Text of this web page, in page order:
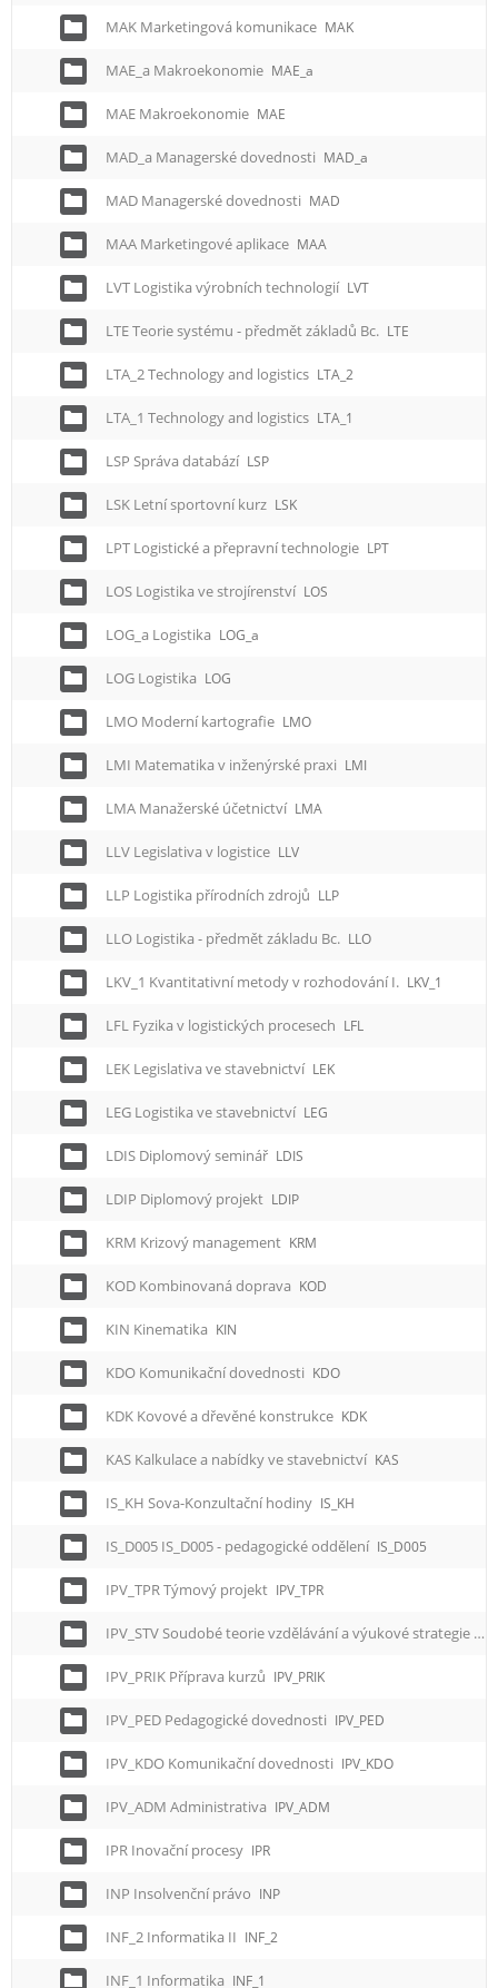
MAK Marketingová komunikace MAK
MAE_a Makroekonomie MAE_a
MAE Makroekonomie MAE
MAD_a Managerské dovednosti MAD_a
MAD Managerské dovednosti MAD
MAA Marketingové aplikace MAA
LVT Logistika výrobních technologií LVT
LTE Teorie systému - předmět základů Bc. LTE
LTA_2 Technology and logistics LTA_2
LTA_1 Technology and logistics LTA_1
LSP Správa databází LSP
LSK Letní sportovní kurz LSK
LPT Logistické a přepravní technologie LPT
LOS Logistika ve strojírenství LOS
LOG_a Logistika LOG_a
LOG Logistika LOG
LMO Moderní kartografie LMO
LMI Matematika v inženýrské praxi LMI
LMA Manažerské účetnictví LMA
LLV Legislativa v logistice LLV
LLP Logistika přírodních zdrojů LLP
LLO Logistika - předmět základu Bc. LLO
LKV_1 Kvantitativní metody v rozhodování I. LKV_1
LFL Fyzika v logistických procesech LFL
LEK Legislativa ve stavebnictví LEK
LEG Logistika ve stavebnictví LEG
LDIS Diplomový seminář LDIS
LDIP Diplomový projekt LDIP
KRM Krizový management KRM
KOD Kombinovaná doprava KOD
KIN Kinematika KIN
KDO Komunikační dovednosti KDO
KDK Kovové a dřevěné konstrukce KDK
KAS Kalkulace a nabídky ve stavebnictví KAS
IS_KH Sova-Konzultační hodiny IS_KH
IS_D005 IS_D005 - pedagogické oddělení IS_D005
IPV_TPR Týmový projekt IPV_TPR
IPV_STV Soudobé teorie vzdělávání a výukové strategie
IPV_PRIK Příprava kurzů IPV_PRIK
IPV_PED Pedagogické dovednosti IPV_PED
IPV_KDO Komunikační dovednosti IPV_KDO
IPV_ADM Administrativa IPV_ADM
IPR Inovační procesy IPR
INP Insolvenční právo INP
INF_2 Informatika II INF_2
INF_1 Informatika INF_1